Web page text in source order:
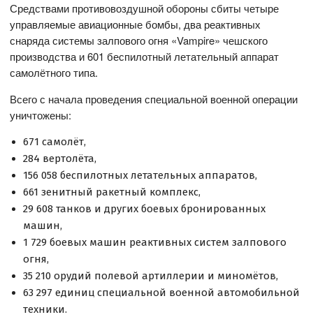
Средствами противовоздушной обороны сбиты четыре
управляемые авиационные бомбы, два реактивных
снаряда системы залпового огня «Vampire» чешского
производства и 601 беспилотный летательный аппарат
самолётного типа.
Всего с начала проведения специальной военной операции
уничтожены:
671 самолёт,
284 вертолёта,
156 058 беспилотных летательных аппаратов,
661 зенитный ракетный комплекс,
29 608 танков и других боевых бронированных
машин,
1 729 боевых машин реактивных систем залпового
огня,
35 210 орудий полевой артиллерии и миномётов,
63 297 единиц специальной военной автомобильной
техники.